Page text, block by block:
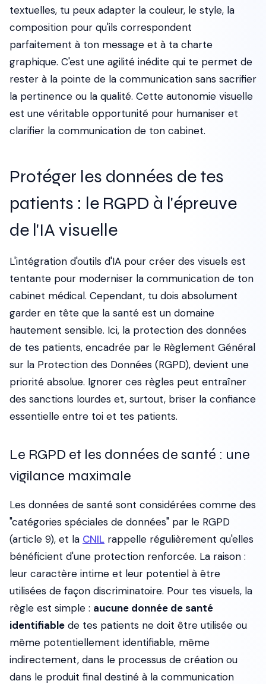
textuelles, tu peux adapter la couleur, le style, la
composition pour qu'ils correspondent
parfaitement à ton message et à ta charte
graphique. C'est une agilité inédite qui te permet de
rester à la pointe de la communication sans sacrifier
la pertinence ou la qualité. Cette autonomie visuelle
est une véritable opportunité pour humaniser et
clarifier la communication de ton cabinet.
Protéger les données de tes
patients : le RGPD à l'épreuve
de l'IA visuelle
L'intégration d'outils d'IA pour créer des visuels est
tentante pour moderniser la communication de ton
cabinet médical. Cependant, tu dois absolument
garder en tête que la santé est un domaine
hautement sensible. Ici, la protection des données
de tes patients, encadrée par le Règlement Général
sur la Protection des Données (RGPD), devient une
priorité absolue. Ignorer ces règles peut entraîner
des sanctions lourdes et, surtout, briser la confiance
essentielle entre toi et tes patients.
Le RGPD et les données de santé : une
vigilance maximale
Les données de santé sont considérées comme des
"catégories spéciales de données" par le RGPD
(article 9), et la CNIL rappelle régulièrement qu'elles
bénéficient d'une protection renforcée. La raison :
leur caractère intime et leur potentiel à être
utilisées de façon discriminatoire. Pour tes visuels, la
règle est simple : aucune donnée de santé
identifiable de tes patients ne doit être utilisée ou
même potentiellement identifiable, même
indirectement, dans le processus de création ou
dans le produit final destiné à la communication